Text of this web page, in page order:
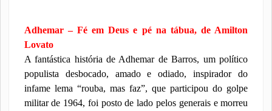
Adhemar – Fé em Deus e pé na tábua, de Amilton
Lovato
A fantástica história de Adhemar de Barros, um político
populista desbocado, amado e odiado, inspirador do
infame lema “rouba, mas faz”, que participou do golpe
militar de 1964, foi posto de lado pelos generais e morreu